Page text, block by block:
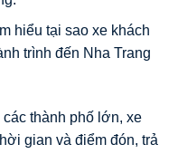
hiểu tại sao xe khách
trình đến Nha Trang
thành phố lớn, xe
gian và điểm đón, trả